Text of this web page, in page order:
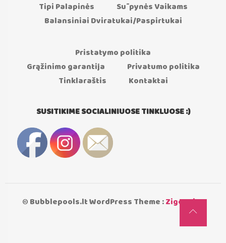
Tipi Palapinės
Sūpynės Vaikams
Balansiniai Dviratukai/Paspirtukai
Pristatymo politika
Grąžinimo garantija
Privatumo politika
Tinklaraštis
Kontaktai
SUSITIKIME SOCIALINIUOSE TINKLUOSE :)
© Bubblepools.lt WordPress Theme :Zigcy Lite